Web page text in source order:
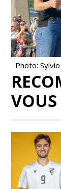
Photo:
VOUS